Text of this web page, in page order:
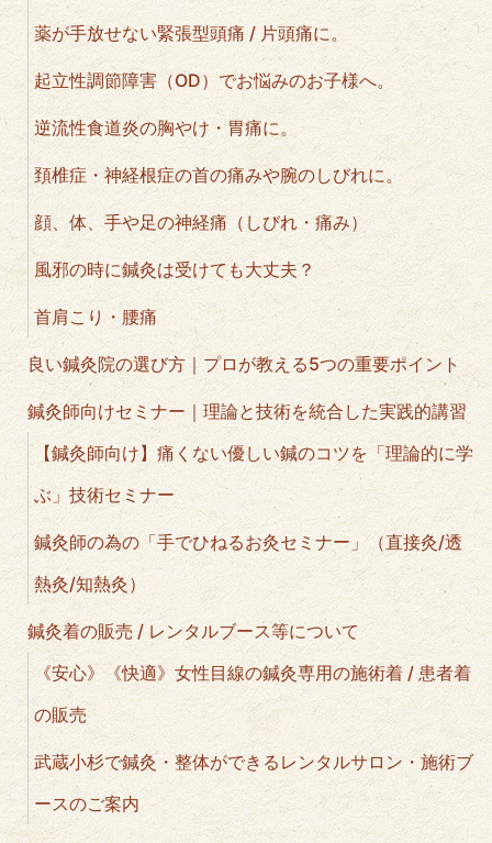
薬が手放せない緊張型頭痛 / 片頭痛に。
起立性調節障害（OD）でお悩みのお子様へ。
逆流性食道炎の胸やけ・胃痛に。
頚椎症・神経根症の首の痛みや腕のしびれに。
顔、体、手や足の神経痛（しびれ・痛み）
風邪の時に鍼灸は受けても大丈夫？
首肩こり・腰痛
良い鍼灸院の選び方｜プロが教える5つの重要ポイント
鍼灸師向けセミナー｜理論と技術を統合した実践的講習
【鍼灸師向け】痛くない優しい鍼のコツを「理論的に学
ぶ」技術セミナー
鍼灸師の為の「手でひねるお灸セミナー」（直接灸/透
熱灸/知熱灸）
鍼灸着の販売 / レンタルブース等について
《安心》《快適》女性目線の鍼灸専用の施術着 / 患者着
の販売
武蔵小杉で鍼灸・整体ができるレンタルサロン・施術ブ
ースのご案内